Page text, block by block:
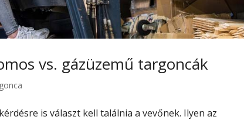
vs. gázüzemű targoncák
is választ kell találnia a vevőnek. Ilyen az